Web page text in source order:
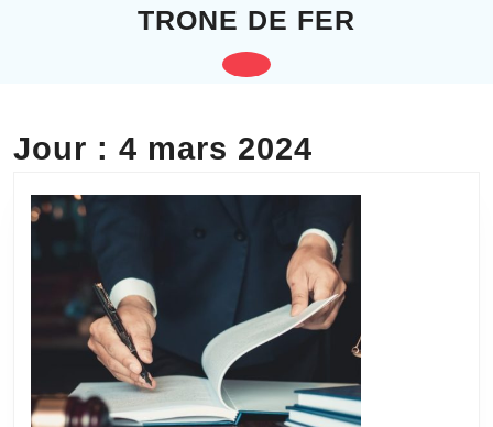
TRONE DE FER
Open
Jour : 4 mars 2024